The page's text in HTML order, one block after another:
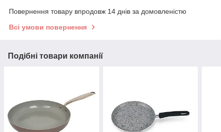
Повернення товару впродовж 14 днів за домовленістю
Всі умови повернення
Подібні товари компанії